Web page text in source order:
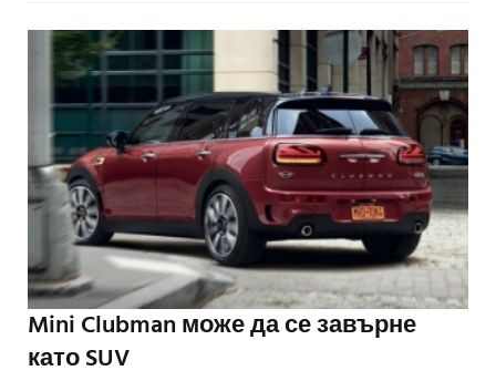
Mini Clubman може да се завърне
като SUV